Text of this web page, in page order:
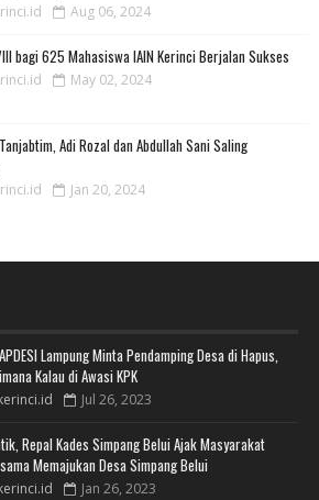
Aug 06, 2024
bagi 625 Mahasiswa IAIN Kerinci Berjalan Sukses
May 02, 2024
Adi Rozal dan Abdullah Sani Saling
Jan 20, 2024
Lampung Minta Pendamping Desa di Hapus,
Kalau di Awasi KPK
Jul 26, 2023
Repal Kades Simpang Belui Ajak Masyarakat
Memajukan Desa Simpang Belui
Jan 26, 2023